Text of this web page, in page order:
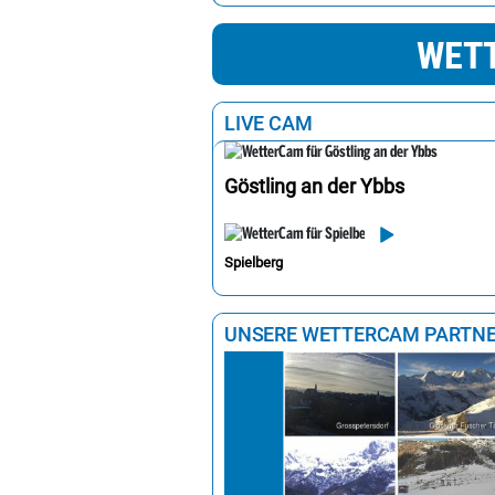
Wien
LIVE CAM
Göstling an der Ybbs
Spielberg
UNSERE WETTERCAM